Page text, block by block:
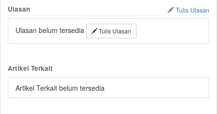
Ulasan Tulis Ulasan
Ulasan belum tersedia Tulis Ulasan
Artikel Terkait
Artikel Terkait belum tersedia